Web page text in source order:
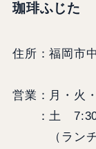
珈琲ふじた
住所：福岡市
営業：月・火
：土 7:30
（ランチタ